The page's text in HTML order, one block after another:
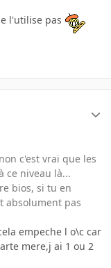
l'utilise pas
c'est vrai que les
ce niveau là...
bios, si tu en
absolument pas
empeche l o\c car
mere,j ai 1 ou 2